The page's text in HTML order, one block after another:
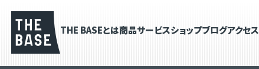
THE BASEとは商品サービスショップブログアクセス